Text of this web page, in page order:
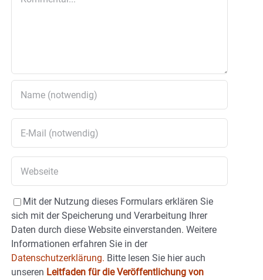
Mit der Nutzung dieses Formulars erklären Sie
sich mit der Speicherung und Verarbeitung Ihrer
Daten durch diese Website einverstanden. Weitere
Informationen erfahren Sie in der
Datenschutzerklärung. Bitte lesen Sie hier auch
unseren Leitfaden für die Veröffentlichung von